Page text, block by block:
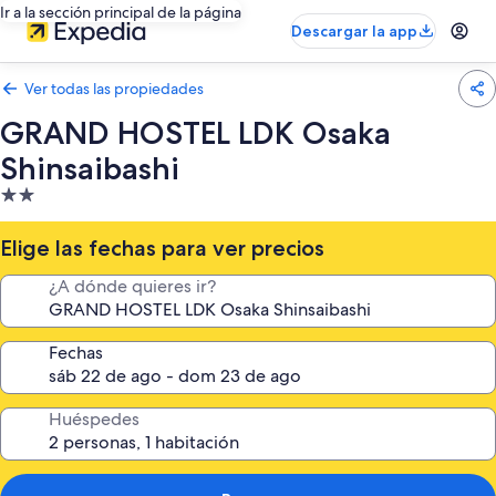
Ir a la sección principal de la página
Descargar la app
Ver todas las propiedades
GRAND HOSTEL LDK Osaka
Shinsaibashi
Propiedad
de
2.0
estrellas
Elige las fechas para ver precios
¿A dónde quieres ir?
Fechas
Huéspedes